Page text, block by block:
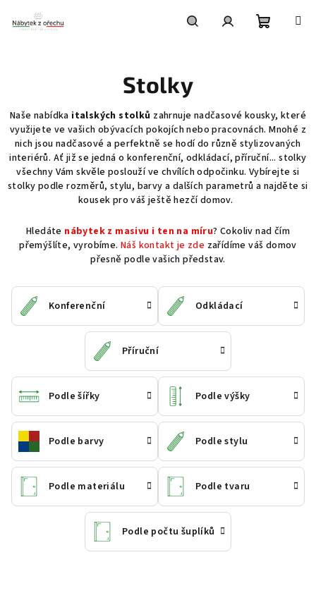
obsah
Stolky
Naše nabídka italských stolků zahrnuje nadčasové kousky, které
využijete ve vašich obývacích pokojích nebo pracovnách. Mnohé z
nich jsou nadčasové a perfektně se hodí do různě stylizovaných
interiérů. Ať již se jedná o konferenční, odkládací, příruční... stolky
všechny Vám skvěle poslouží ve chvílích odpočinku. Vybírejte si
stolky podle rozměrů, stylu, barvy a dalších parametrů a najděte si
kousek pro váš ještě hezčí domov.
Hledáte nábytek z masivu i ten na míru? Cokoliv nad čím
přemýšlíte, vyrobíme. Náš kontakt je zde zařídíme váš domov
přesně podle vašich představ.
Konferenční Odkládací
Příruční
Podle šířky Podle výšky
Podle barvy Podle stylu
Podle materiálu Podle tvaru
Podle počtu šuplíků